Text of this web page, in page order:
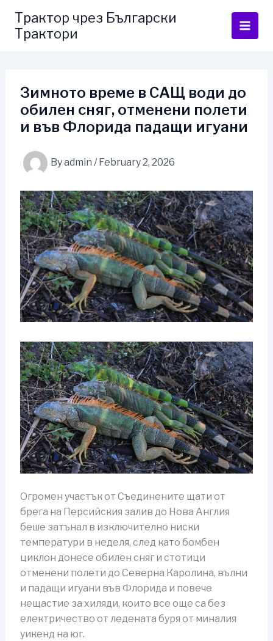
content
Трактор чрез Български
Трактори
Зимното време в САЩ води до
обилен сняг, отменени полети
и във Флорида падащи игуани
Byadmin / February 2, 2026
Огромен участък от Съединените щати от
брега на Персийския залив до Нова Англия
беше затънал в изключително ниски
температури в неделя, след като бомбен
циклон донесе обилен сняг и стотици
отменени полети до Северна Каролина, вълни
и падащи игуани във Флорида и повече
нещастие за хиляди, които все още са без
електричество от ледената буря от миналия
уикенд на юг.